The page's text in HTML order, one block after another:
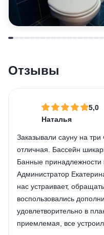
Отзывы
5,0
Наталья
Заказывали сауну на
отличная. Бассейн
Банные принадлежности
Администратор
нас устраивает,
воспользовались
удовлетворительно в
приемлемая, все